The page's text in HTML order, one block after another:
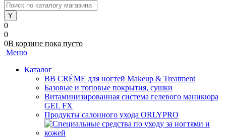
0
0
0В корзине пока пусто
Меню
Каталог
BB CRÈME для ногтей Makeup & Treatment
Базовые и топовые покрытия, сушки
Витаминизированная система гелевого маникюра
GEL FX
Продукты салонного ухода ORLYPRO